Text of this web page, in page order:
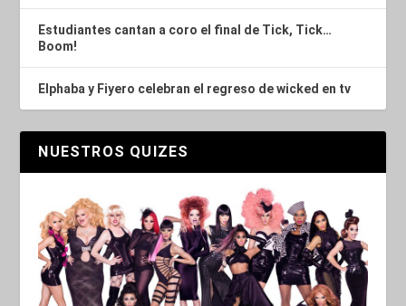
Estudiantes cantan a coro el final de Tick, Tick…
Boom!
Elphaba y Fiyero celebran el regreso de wicked en tv
NUESTROS QUIZES